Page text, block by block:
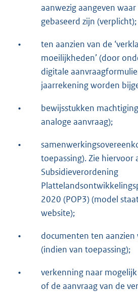
aanwezig aangeven
gebaseerd zijn (verplicht);
•
ten aanzien van de
moeilijkheden’ (door
digitale
jaarrekening worden
•
bewijsstukken
analoge aanvraag);
•
toepassing). Zie hiervoor
Subsidieverordening
2020 (POP3) (model
website);
•
documenten ten
(indien van toepassing);
•
verkenning naar
of de aanvraag van de